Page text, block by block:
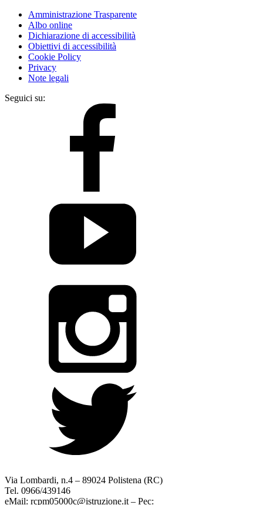
Amministrazione Trasparente
Albo online
Dichiarazione di accessibilità
Obiettivi di accessibilità
Cookie Policy
Privacy
Note legali
Seguici su:
Via Lombardi, n.4 – 89024 Polistena (RC)
Tel. 0966/439146
eMail: rcpm05000c@istruzione.it – Pec: